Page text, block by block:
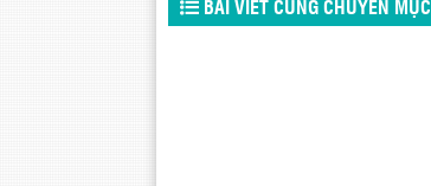
BÀI VIẾT CÙNG CHUYÊN MỤC